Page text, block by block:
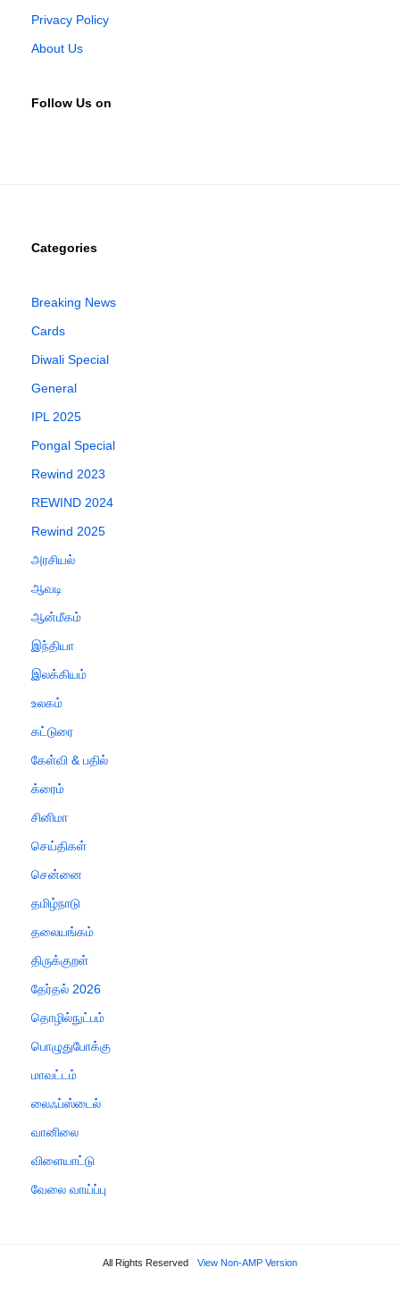
Privacy Policy
About Us
Follow Us on
Categories
Breaking News
Cards
Diwali Special
General
IPL 2025
Pongal Special
Rewind 2023
REWIND 2024
Rewind 2025
அரசியல்
ஆவடி
ஆன்மீகம்
இந்தியா
இலக்கியம்
உலகம்
கட்டுரை
கேள்வி & பதில்
க்ரைம்
சினிமா
செய்திகள்
சென்னை
தமிழ்நாடு
தலையங்கம்
திருக்குறள்
தேர்தல் 2026
தொழில்நுட்பம்
பொழுதுபோக்கு
மாவட்டம்
லைஃப்ஸ்டைல்
வானிலை
விளையாட்டு
வேலை வாய்ப்பு
All Rights Reserved View Non-AMP Version